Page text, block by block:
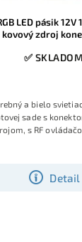
LED pásik
kovový zdroj
✅ SKLADOM
Detail
a bielo
sade s
s RF